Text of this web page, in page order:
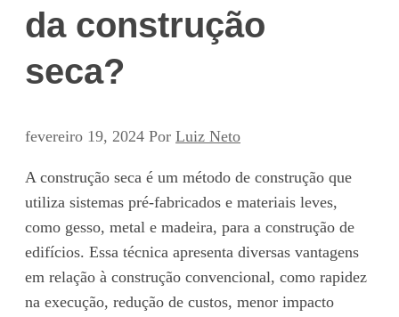
da construção
seca?
fevereiro 19, 2024 Por Luiz Neto
A construção seca é um método de construção que
utiliza sistemas pré-fabricados e materiais leves,
como gesso, metal e madeira, para a construção de
edifícios. Essa técnica apresenta diversas vantagens
em relação à construção convencional, como rapidez
na execução, redução de custos, menor impacto